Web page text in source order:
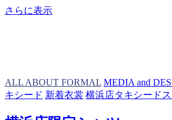
さらに表示師
サ
ン
ALL ABOUT FORMAL MEDIA and
キシード 新着衣裳 横浜店タキシード